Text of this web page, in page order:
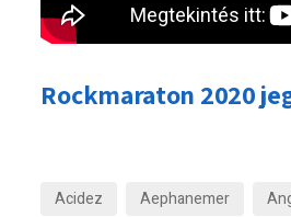
Rockmaraton 2020
Acidez Aephanemer